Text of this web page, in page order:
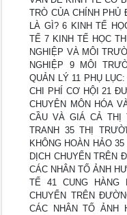
TRÒ CỦA CHÍNH
LÀ GÌ? 6 KINH TẾ
TẾ 7 KINH TẾ HỌC
NGHIỆP VÀ MÔI
NGHIỆP 9 MÔI
QUẢN LÝ 11 PHỤ
CHI PHÍ CƠ HỘI 21
CHUYÊN MÔN HÓA
CẦU VÀ GIÁ CẢ THỊ
TRANH 35 THỊ
KHÔNG HOÀN HẢO
DỊCH CHUYỂN TRÊN
CÁC NHÂN TỐ ẢNH
TẾ 41 CUNG HÀNG
CHUYỂN TRÊN
CÁC NHÂN TỐ ẢNH